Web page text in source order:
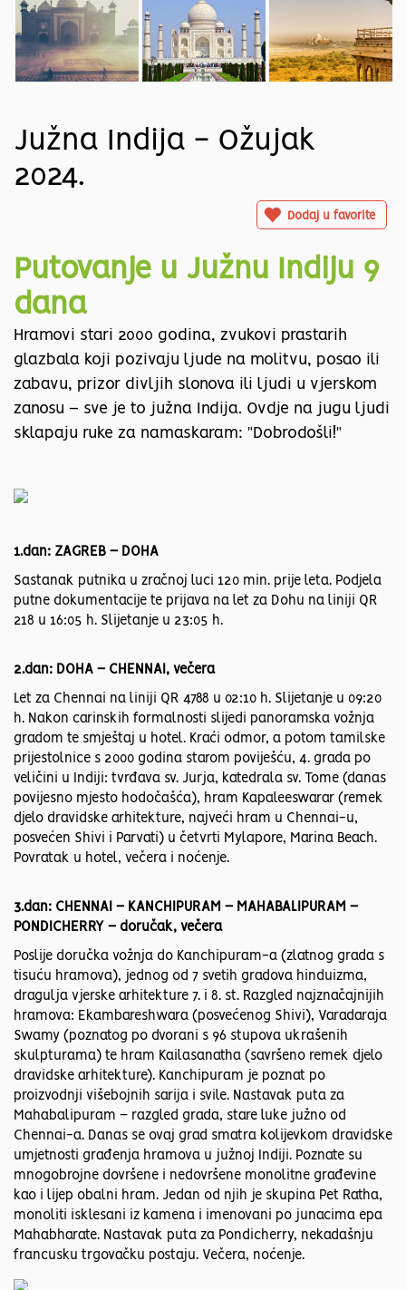
Južna Indija - Ožujak
2024.
Dodaj u favorite
Putovanje u Južnu Indiju 9
dana
Hramovi stari 2000 godina, zvukovi prastarih
glazbala koji pozivaju ljude na molitvu, posao ili
zabavu, prizor divljih slonova ili ljudi u vjerskom
zanosu – sve je to južna Indija. Ovdje na jugu ljudi
sklapaju ruke za namaskaram: "Dobrodošli!"
1.dan: ZAGREB – DOHA
Sastanak putnika u zračnoj luci 120 min. prije leta. Podjela
putne dokumentacije te prijava na let za Dohu na liniji QR
218 u 16:05 h. Slijetanje u 23:05 h.
2.dan: DOHA – CHENNAI, večera
Let za Chennai na liniji QR 4788 u 02:10 h. Slijetanje u 09:20
h. Nakon carinskih formalnosti slijedi panoramska vožnja
gradom te smještaj u hotel. Kraći odmor, a potom tamilske
prijestolnice s 2000 godina starom poviješću, 4. grada po
veličini u Indiji: tvrđava sv. Jurja, katedrala sv. Tome (danas
povijesno mjesto hodočašća), hram Kapaleeswarar (remek
djelo dravidske arhitekture, najveći hram u Chennai-u,
posvećen Shivi i Parvati) u četvrti Mylapore, Marina Beach.
Povratak u hotel, večera i noćenje.
3.dan: CHENNAI – KANCHIPURAM – MAHABALIPURAM –
PONDICHERRY – doručak, večera
Poslije doručka vožnja do Kanchipuram-a (zlatnog grada s
tisuću hramova), jednog od 7 svetih gradova hinduizma,
dragulja vjerske arhitekture 7. i 8. st. Razgled najznačajnijih
hramova: Ekambareshwara (posvećenog Shivi), Varadaraja
Swamy (poznatog po dvorani s 96 stupova ukrašenih
skulpturama) te hram Kailasanatha (savršeno remek djelo
dravidske arhitekture). Kanchipuram je poznat po
proizvodnji višebojnih sarija i svile. Nastavak puta za
Mahabalipuram – razgled grada, stare luke južno od
Chennai-a. Danas se ovaj grad smatra kolijevkom dravidske
umjetnosti građenja hramova u južnoj Indiji. Poznate su
mnogobrojne dovršene i nedovršene monolitne građevine
kao i lijep obalni hram. Jedan od njih je skupina Pet Ratha,
monoliti isklesani iz kamena i imenovani po junacima epa
Mahabharate. Nastavak puta za Pondicherry, nekadašnju
francusku trgovačku postaju. Večera, noćenje.